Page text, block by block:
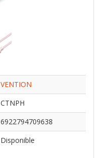
VENTION
CTNPH
6922794709638
Disponible